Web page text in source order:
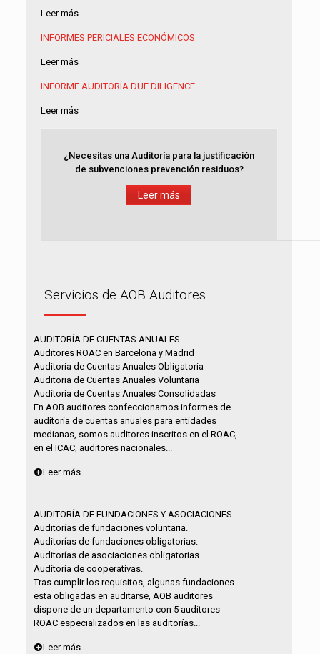
Leer más
INFORMES PERICIALES ECONÓMICOS
Leer más
INFORME AUDITORÍA DUE DILIGENCE
Leer más
¿Necesitas una Auditoría para la justificación
de subvenciones prevención residuos?
Leer más
Servicios de AOB Auditores
AUDITORÍA DE CUENTAS ANUALES
Auditores ROAC en Barcelona y Madrid
Auditoria de Cuentas Anuales Obligatoria
Auditoria de Cuentas Anuales Voluntaria
Auditoria de Cuentas Anuales Consolidadas
En AOB auditores confeccionamos informes de
auditoría de cuentas anuales para entidades
medianas, somos auditores inscritos en el ROAC,
en el ICAC, auditores nacionales...
Leer más
AUDITORÍA DE FUNDACIONES Y ASOCIACIONES
Auditorías de fundaciones voluntaria.
Auditorías de fundaciones obligatorias.
Auditorías de asociaciones obligatorias.
Auditoría de cooperativas.
Tras cumplir los requisitos, algunas fundaciones
esta obligadas en auditarse, AOB auditores
dispone de un departamento con 5 auditores
ROAC especializados en las auditorías...
Leer más